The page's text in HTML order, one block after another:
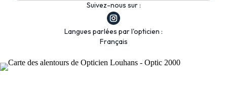
Suivez-nous sur :
Langues parlées par l'opticien :
Français